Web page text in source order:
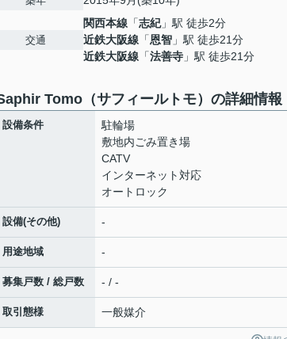
交通
関西本線 「志紀」駅 徒歩2分
近鉄大阪線 「恩智 」駅 徒歩21分
近鉄大阪線 「法善寺 」駅 徒歩21分
Tomo（サフィールトモ）の詳細情報
設備条件
駐輪場
敷地内ごみ置き場
CATV
インターネット対応
オートロック
設備(その他) -
用途地域 -
募集戸数 / 総戸数 - / -
取引態様 一般媒介